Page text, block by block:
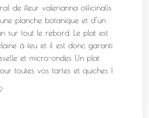
de fleur valerianna officinalis
planche botanique et d’un
sur tout le rebord. Le plat est
à feu et il est donc garanti
et micro-ondes Un plat
toutes vos tartes et quiches !